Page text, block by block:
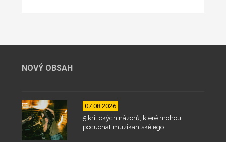
NOVÝ OBSAH
07.08.2026
5 kritických názorů, které mohou
pocuchat muzikantské ego